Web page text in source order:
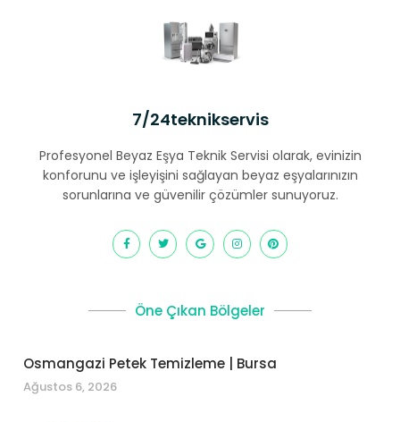
7/24teknikservis
Profesyonel Beyaz Eşya Teknik Servisi olarak, evinizin
konforunu ve işleyişini sağlayan beyaz eşyalarınızın
sorunlarına ve güvenilir çözümler sunuyoruz.
Öne Çıkan Bölgeler
Osmangazi Petek Temizleme | Bursa
Ağustos 6, 2026